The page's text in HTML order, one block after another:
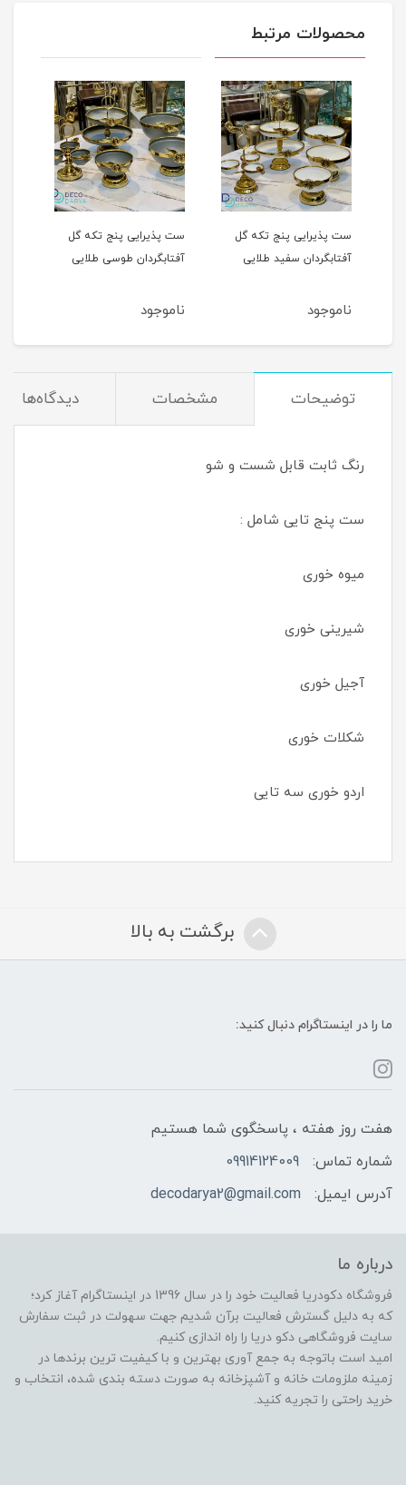
محصولات مرتبط
ست پذیرایی پنج تکه گل
آفتابگردان سفید طلایی
ناموجود
ست پذیرایی پنج تکه گل
آفتابگردان طوسی طلایی
ناموجود
توضیحات مشخصات دیدگاه‌ها
رنگ ثابت قابل شست و شو
ست پنج تایی شامل :
میوه خوری
شیرینی خوری
آجیل خوری
شکلات خوری
اردو خوری سه تایی
برگشت به بالا
ما را در اینستاگرام دنبال کنید:
هفت روز هفته ، پاسخگوی شما هستیم
شماره تماس:
09914124009
آدرس ایمیل:
decodarya2@gmail.com
درباره ما
فروشگاه دکودریا فعالیت خود را در سال 1396 در اینستاگرام آغاز کرد؛
که به دلیل گسترش فعالیت برآن شدیم جهت سهولت در ثبت سفارش
سایت فروشگاهی دکو دریا را راه اندازی کنیم.
امید است باتوجه به جمع آوری بهترین و با کیفیت ترین برندها در
زمینه ملزومات خانه و آشپزخانه به صورت دسته بندی شده، انتخاب و
خرید راحتی را تجریه کنید.